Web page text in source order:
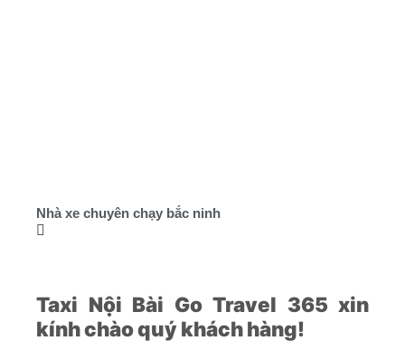
Nhà xe chuyên chạy bắc ninh
Taxi Nội Bài Go Travel 365 xin
kính chào quý khách hàng!